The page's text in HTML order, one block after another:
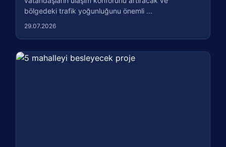
bölgedeki trafik yoğunluğunu önemli ...
29.07.2026